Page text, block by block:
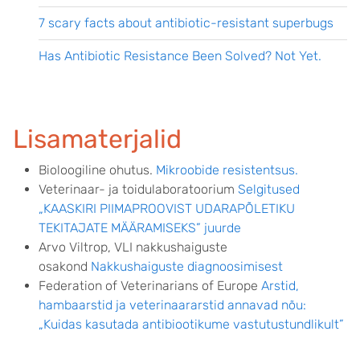
Lisamaterjalid
Bioloogiline ohutus. Mikroobide resistentsus.
Veterinaar- ja toidulaboratoorium Selgitused
„KAASKIRI PIIMAPROOVIST UDARAPÕLETIKU
TEKITAJATE MÄÄRAMISEKS” juurde
Arvo Viltrop, VLI nakkushaiguste
osakond Nakkushaiguste diagnoosimisest
Federation of Veterinarians of Europe Arstid,
hambaarstid ja veterinaararstid annavad nõu:
„Kuidas kasutada antibiootikume vastutustundlikult”
7 scary facts about antibiotic-resistant superbugs
Has Antibiotic Resistance Been Solved? Not Yet.